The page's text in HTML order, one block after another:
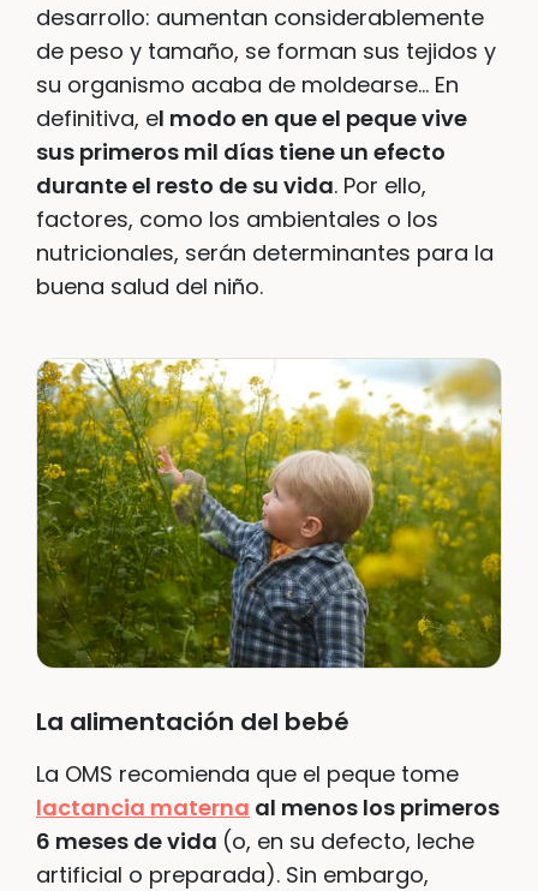
desarrollo: aumentan considerablemente
de peso y tamaño, se forman sus tejidos y
su organismo acaba de moldearse… En
definitiva, el modo en que el peque vive
sus primeros mil días tiene un efecto
durante el resto de su vida. Por ello,
factores, como los ambientales o los
nutricionales, serán determinantes para la
buena salud del niño.
La alimentación del bebé
La OMS recomienda que el peque tome
lactancia materna al menos los primeros
6 meses de vida (o, en su defecto, leche
artificial o preparada). Sin embargo,